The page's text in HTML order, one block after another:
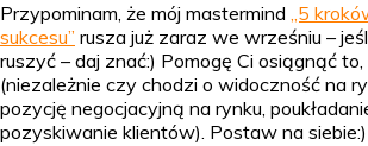
Przypominam, że mój mastermind „5
sukcesu” rusza już zaraz we wrześniu –
ruszyć – daj znać:) Pomogę Ci osiągnąć
(niezależnie czy chodzi o widoczność na
pozycję negocjacyjną na rynku,
pozyskiwanie klientów). Postaw na siebie:)